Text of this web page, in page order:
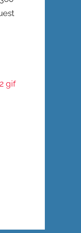
gif